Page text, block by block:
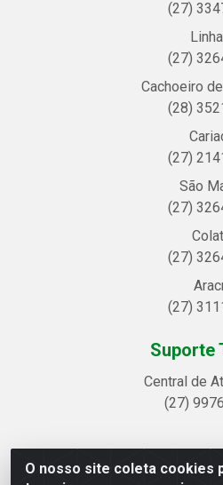
O nosso site coleta cookies
(27)
(27)
Cachoeiro
(28)
(27)
São
(27)
(27)
(27)
Suporte
Central de
(27)
Linhavix Distribuidora LTDA -